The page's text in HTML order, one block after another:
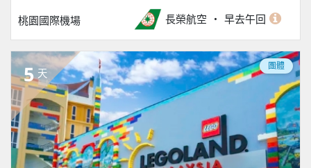
桃園國際機場 長榮航空 早去午回
5 天
團體